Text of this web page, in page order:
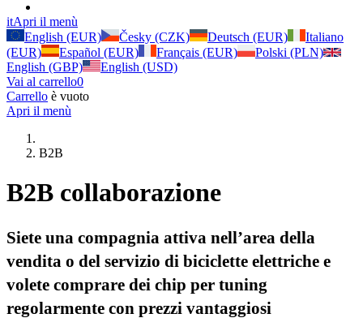
itApri il menù
English (EUR)
Česky (CZK) Deutsch (EUR)
Italiano
(EUR)
Español (EUR) Français (EUR)
Polski (PLN)
English (GBP)
English (USD)
Vai al carrello0
Carrello è vuoto
Apri il menù
B2B
B2B collaborazione
Siete una compagnia attiva nell’area della
vendita o del servizio di biciclette elettriche e
volete comprare dei chip per tuning
regolarmente con prezzi vantaggiosi